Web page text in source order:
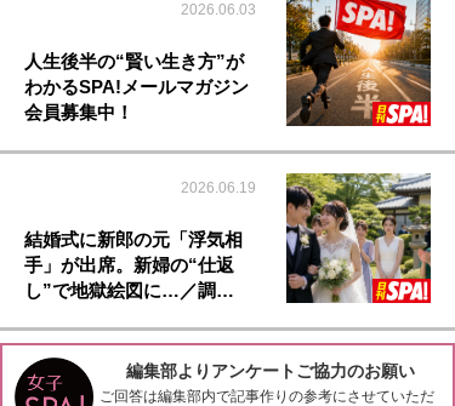
2026.06.03
人生後半の“賢い生き方”が
わかるSPA!メールマガジン
会員募集中！
2026.06.19
結婚式に新郎の元「浮気相
手」が出席。新婦の“仕返
し”で地獄絵図に…／調…